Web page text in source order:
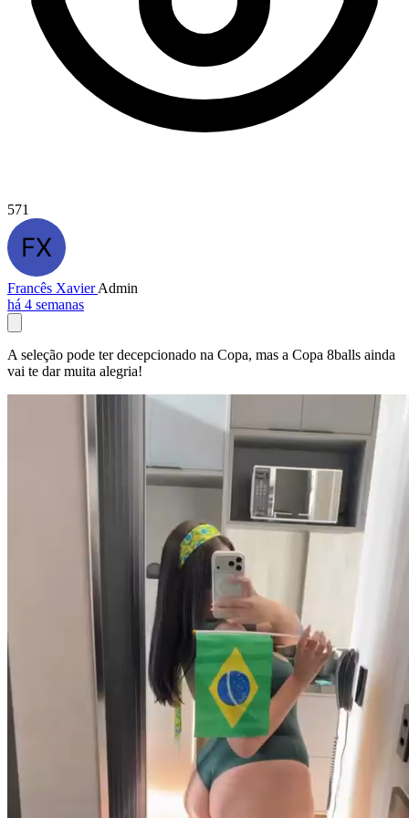
571
Francês XavierAdmin
há 4 semanas
A seleção pode ter decepcionado na Copa, mas a Copa 8balls ainda
vai te dar muita alegria!